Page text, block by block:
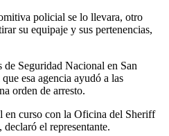
policial se lo llevara, otro
su equipaje y sus pertenencias,
Seguridad Nacional en San
esa agencia ayudó a las
orden de arresto.
en curso con la Oficina del Sheriff
el representante.